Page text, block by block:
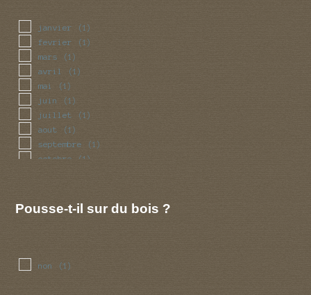
janvier (1)
fevrier (1)
mars (1)
avril (1)
mai (1)
juin (1)
juillet (1)
aout (1)
septembre (1)
octobre (1)
Pousse-t-il sur du bois ?
non (1)